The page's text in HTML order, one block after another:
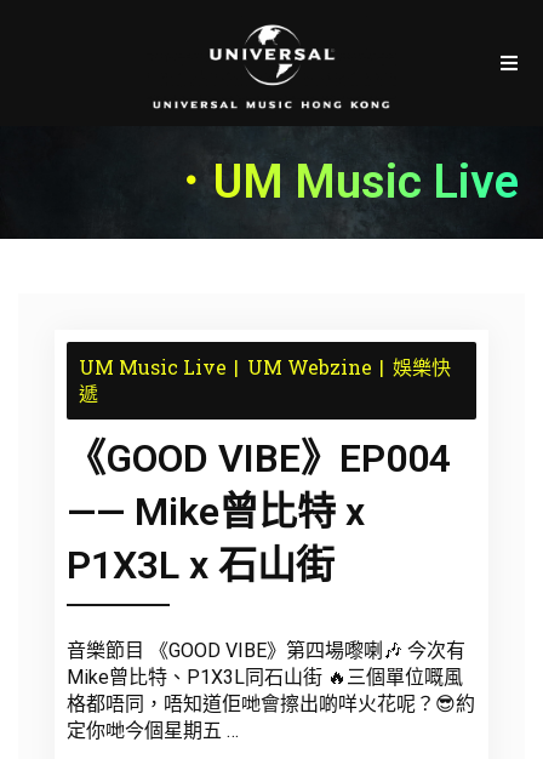
．UM Music Live
UM Music Live UM Webzine
娛樂快
遞
《GOOD VIBE》EP004
—— Mike曾比特 x
P1X3L x 石山街
音樂節目 《GOOD VIBE》第四場嚟喇🎶 今次有
Mike曾比特、P1X3L同石山街 🔥三個單位嘅風
格都唔同，唔知道佢哋會擦出啲咩火花呢？😎約
定你哋今個星期五 …